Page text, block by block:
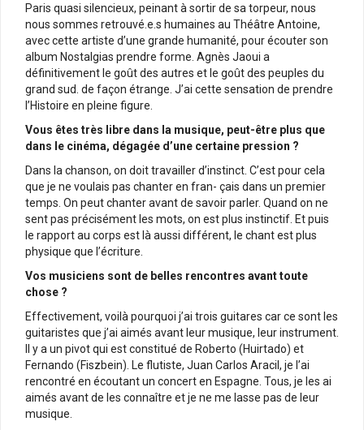
Paris quasi silencieux, peinant à sortir de sa torpeur, nous
nous sommes retrouvé.e.s humaines au Théâtre Antoine,
avec cette artiste d’une grande humanité, pour écouter son
album Nostalgias prendre forme. Agnès Jaoui a
définitivement le goût des autres et le goût des peuples du
grand sud. de façon étrange. J’ai cette sensation de prendre
l’Histoire en pleine figure.
Vous êtes très libre dans la musique, peut-être plus que
dans le cinéma, dégagée d’une certaine pression ?
Dans la chanson, on doit travailler d’instinct. C’est pour cela
que je ne voulais pas chanter en fran- çais dans un premier
temps. On peut chanter avant de savoir parler. Quand on ne
sent pas précisément les mots, on est plus instinctif. Et puis
le rapport au corps est là aussi différent, le chant est plus
physique que l’écriture.
Vos musiciens sont de belles rencontres avant toute
chose ?
Effectivement, voilà pourquoi j’ai trois guitares car ce sont les
guitaristes que j’ai aimés avant leur musique, leur instrument.
Il y a un pivot qui est constitué de Roberto (Huirtado) et
Fernando (Fiszbein). Le flutiste, Juan Carlos Aracil, je l’ai
rencontré en écoutant un concert en Espagne. Tous, je les ai
aimés avant de les connaître et je ne me lasse pas de leur
musique.